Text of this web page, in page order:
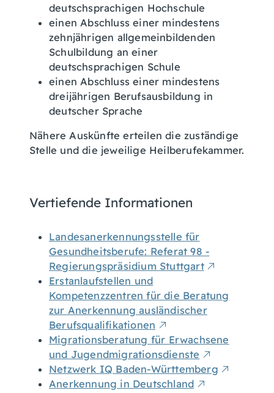
deutschsprachigen Hochschule
einen Abschluss einer mindestens
zehnjährigen allgemeinbildenden
Schulbildung an einer
deutschsprachigen Schule
einen Abschluss einer mindestens
dreijährigen Berufsausbildung in
deutscher Sprache
Nähere Auskünfte erteilen die zuständige
Stelle und die jeweilige Heilberufekammer.
Vertiefende Informationen
Landesanerkennungsstelle für
Gesundheitsberufe: Referat 98 -
Regierungspräsidium Stuttgart
Erstanlaufstellen und
Kompetenzzentren für die Beratung
zur Anerkennung ausländischer
Berufsqualifikationen
Migrationsberatung für Erwachsene
und Jugendmigrationsdienste
Netzwerk IQ Baden-Württemberg
Anerkennung in Deutschland